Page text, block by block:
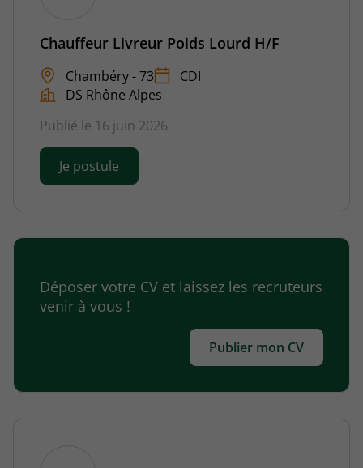
Chauffeur Livreur Poids Lourd H/F
Chambéry - 73
CDI
DS Rhône Alpes
Publié le 16 juin 2026
Je postule
Déposer votre CV et laissez les recruteurs
venir à vous !
Publier mon CV